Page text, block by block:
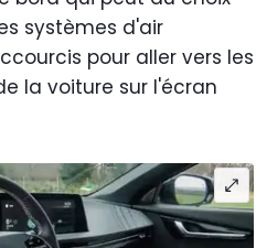
systèmes d'air
pour aller vers les
la voiture sur l'écran